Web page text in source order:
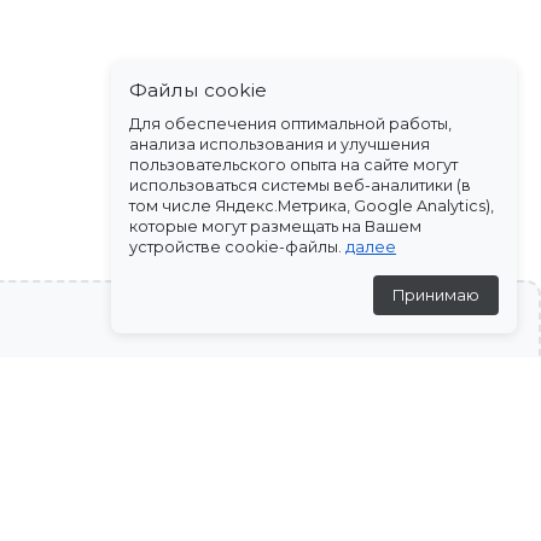
Файлы cookie
Для обеспечения оптимальной работы,
анализа использования и улучшения
пользовательского опыта на сайте могут
использоваться системы веб-аналитики (в
том числе Яндекс.Метрика, Google Analytics),
которые могут размещать на Вашем
устройстве cookie-файлы. далее
Принимаю